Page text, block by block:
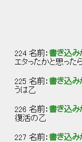
||
|
224 名前： 書き込み
エタったかと思った
225 名前： 書き込み
うは乙
226 名前： 書き込み
復活の乙
227 名前： 書き込み